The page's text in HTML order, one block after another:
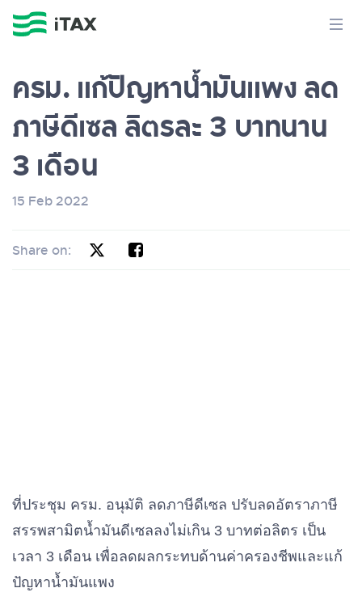
ครม. แก้ปัญหาน้ำมันแพง ลด
ภาษีดีเซล ลิตรละ 3 บาทนาน
3 เดือน
15 Feb 2022
Share on:
ที่ประชุม ครม. อนุมัติ ลดภาษีดีเซล ปรับลดอัตราภาษี
สรรพสามิตน้ำมันดีเซลลงไม่เกิน 3 บาทต่อลิตร เป็น
เวลา 3 เดือน เพื่อลดผลกระทบด้านค่าครองชีพและแก้
ปัญหาน้ำมันแพง